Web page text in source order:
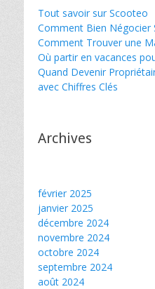
Tout savoir sur Scooteo
Comment Bien Négocier
Comment Trouver une
Où partir en vacances
Quand Devenir
avec Chiffres Clés
Archives
février 2025
janvier 2025
décembre 2024
novembre 2024
octobre 2024
septembre 2024
août 2024